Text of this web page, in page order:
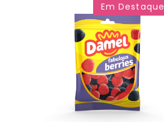
Em Destaque